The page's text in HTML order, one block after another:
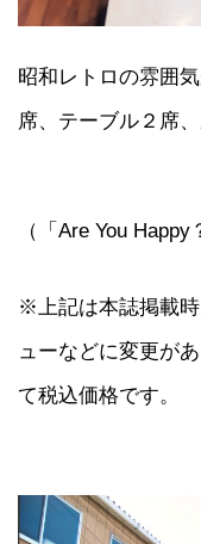
昭和レトロの雰囲
席、テーブル２席
（「Are You
※上記は本誌掲載
ューなどに変更が
て税込価格です。